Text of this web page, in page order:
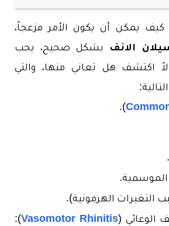
يمكن أن يكون الأمر مزعجاً،
الانف بشكل صحيح، يجب
اكتشف هل تعاني منها، والتي
).
التغيرات الهرمونية).
الوعائي (Vasomotor Rhinitis
):